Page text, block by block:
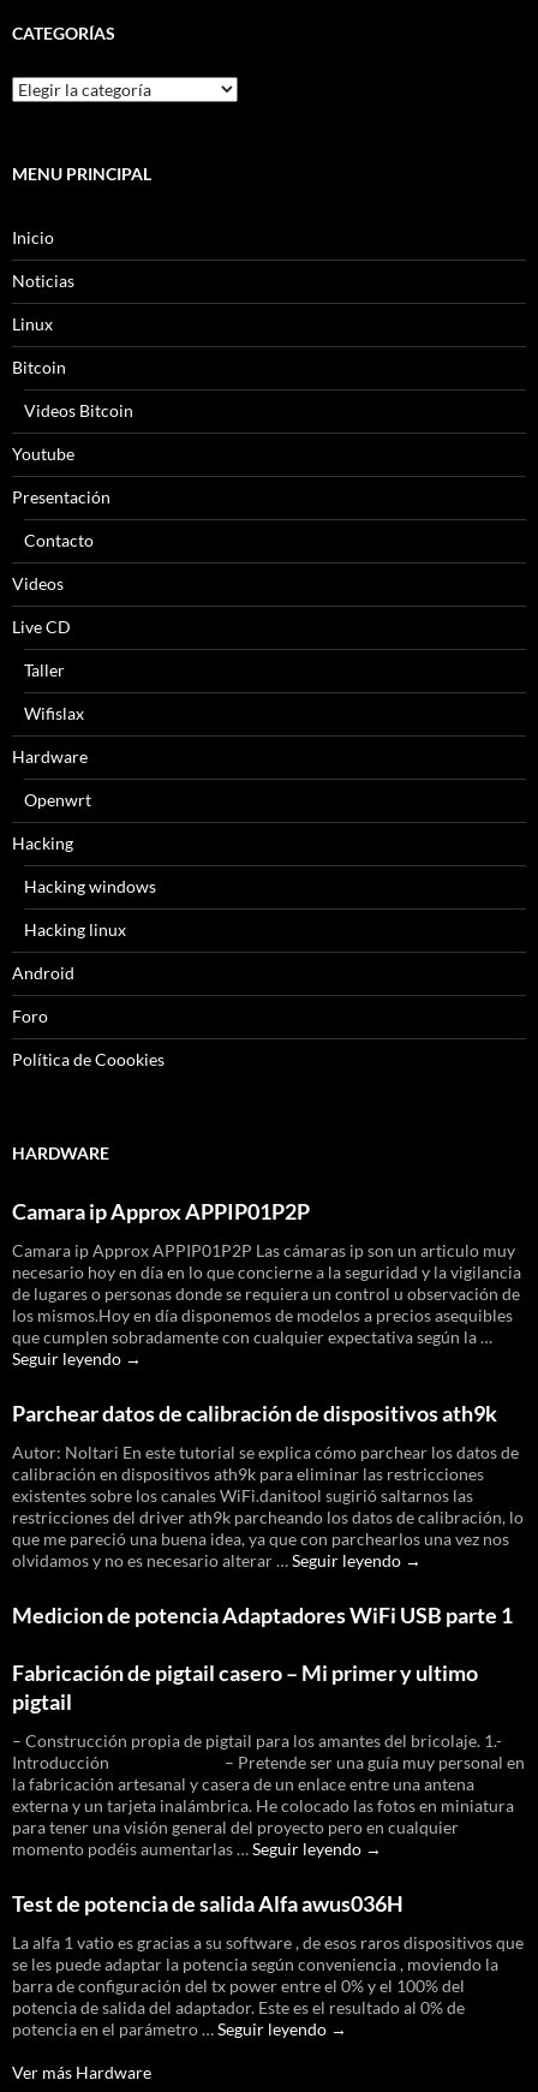
CATEGORÍAS
MENU PRINCIPAL
Inicio
Noticias
Linux
Bitcoin
Videos Bitcoin
Youtube
Presentación
Contacto
Videos
Live CD
Taller
Wifislax
Hardware
Openwrt
Hacking
Hacking windows
Hacking linux
Android
Foro
Política de Coookies
HARDWARE
Camara ip Approx APPIP01P2P
Camara ip Approx APPIP01P2P Las cámaras ip son un articulo muy
necesario hoy en día en lo que concierne a la seguridad y la vigilancia
de lugares o personas donde se requiera un control u observación de
los mismos.Hoy en día disponemos de modelos a precios asequibles
que cumplen sobradamente con cualquier expectativa según la …
Seguir leyendo Camara
APPIP01P2P
→
Parchear datos de calibración de dispositivos ath9k
Autor: Noltari En este tutorial se explica cómo parchear los datos de
calibración en dispositivos ath9k para eliminar las restricciones
existentes sobre los canales WiFi.danitool sugirió saltarnos las
restricciones del driver ath9k parcheando los datos de calibración, lo
que me pareció una buena idea, ya que con parchearlos una vez nos
olvidamos y no es necesario alterar …Seguir leyendo Parchear
calibración
dispositivos
ath9k
→
Medicion de potencia Adaptadores WiFi USB parte 1
Fabricación de pigtail casero – Mi primer y ultimo
pigtail
– Construcción propia de pigtail para los amantes del bricolaje. 1.-
Introducción – Pretende ser una guía muy personal en
la fabricación artesanal y casera de un enlace entre una antena
externa y un tarjeta inalámbrica. He colocado las fotos en miniatura
para tener una visión general del proyecto pero en cualquier
momento podéis aumentarlas …Seguir leyendo Fabricación
casero
Mi
primer
y
ultimo
→
Test de potencia de salida Alfa awus036H
La alfa 1 vatio es gracias a su software , de esos raros dispositivos que
se les puede adaptar la potencia según conveniencia , moviendo la
barra de configuración del tx power entre el 0% y el 100% del
potencia de salida del adaptador. Este es el resultado al 0% de
potencia en el parámetro …Seguir leyendo Test
→
Ver más Hardware